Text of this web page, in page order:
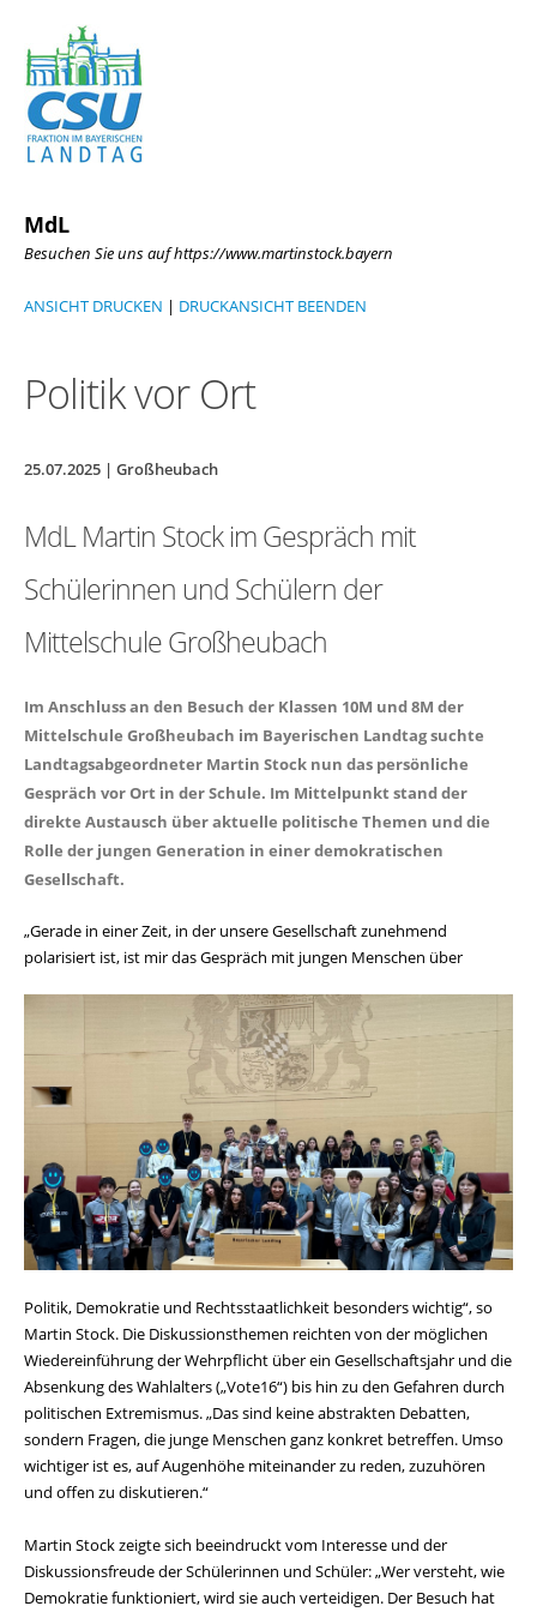
MdL
Besuchen Sie uns auf https://www.martinstock.bayern
ANSICHT DRUCKEN | DRUCKANSICHT BEENDEN
Politik vor Ort
25.07.2025 | Großheubach
MdL Martin Stock im Gespräch mit
Schülerinnen und Schülern der
Mittelschule Großheubach
Im Anschluss an den Besuch der Klassen 10M und 8M der
Mittelschule Großheubach im Bayerischen Landtag suchte
Landtagsabgeordneter Martin Stock nun das persönliche
Gespräch vor Ort in der Schule. Im Mittelpunkt stand der
direkte Austausch über aktuelle politische Themen und die
Rolle der jungen Generation in einer demokratischen
Gesellschaft.
Gerade in einer Zeit, in der unsere Gesellschaft zunehmend
polarisiert ist, ist mir das Gespräch mit jungen Menschen über
Politik, Demokratie und Rechtsstaatlichkeit besonders wichtig“, so
Martin Stock. Die Diskussionsthemen reichten von der möglichen
Wiedereinführung der Wehrpflicht über ein Gesellschaftsjahr und die
Absenkung des Wahlalters („Vote16“) bis hin zu den Gefahren durch
politischen Extremismus. „Das sind keine abstrakten Debatten,
sondern Fragen, die junge Menschen ganz konkret betreffen. Umso
wichtiger ist es, auf Augenhöhe miteinander zu reden, zuzuhören
und offen zu diskutieren.“
Martin Stock zeigte sich beeindruckt vom Interesse und der
Diskussionsfreude der Schülerinnen und Schüler: „Wer versteht, wie
Demokratie funktioniert, wird sie auch verteidigen. Der Besuch hat